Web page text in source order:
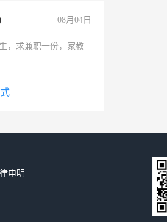
08月04日
，求兼职一份，家教
申明